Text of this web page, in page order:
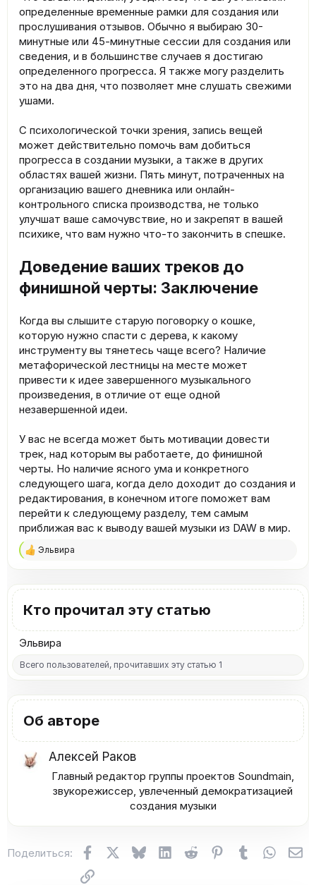
определенные временные рамки для создания или
прослушивания отзывов. Обычно я выбираю 30-
минутные или 45-минутные сессии для создания или
сведения, и в большинстве случаев я достигаю
определенного прогресса. Я также могу разделить
это на два дня, что позволяет мне слушать свежими
ушами.
С психологической точки зрения, запись вещей
может действительно помочь вам добиться
прогресса в создании музыки, а также в других
областях вашей жизни. Пять минут, потраченных на
организацию вашего дневника или онлайн-
контрольного списка производства, не только
улучшат ваше самочувствие, но и закрепят в вашей
психике, что вам нужно что-то закончить в спешке.
Доведение ваших треков до
финишной черты: Заключение
Когда вы слышите старую поговорку о кошке,
которую нужно спасти с дерева, к какому
инструменту вы тянетесь чаще всего? Наличие
метафорической лестницы на месте может
привести к идее завершенного музыкального
произведения, в отличие от еще одной
незавершенной идеи.
У вас не всегда может быть мотивации довести
трек, над которым вы работаете, до финишной
черты. Но наличие ясного ума и конкретного
следующего шага, когда дело доходит до создания и
редактирования, в конечном итоге поможет вам
перейти к следующему разделу, тем самым
приближая вас к выводу вашей музыки из DAW в мир.
Р
к
и
:
Эльвира
Кто прочитал эту статью
Эльвира
Всего пользователей, прочитавших эту статью 1
Об авторе
Алексей Раков
Главный редактор группы проектов Soundmain,
звукорежиссер, увлеченный демократизацией
создания музыки​
Поделиться: FacebookX (Twitter)
BlueskyLinkedInReddit Pinterest
Tumblr
Ссылка